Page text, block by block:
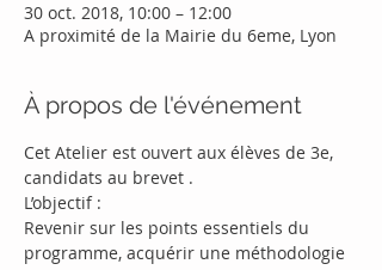
30 oct. 2018, 10:00 – 12:00
A proximité de la Mairie du 6eme, Lyon
À propos de l'événement
Cet Atelier est ouvert aux élèves de 3e,
candidats au brevet .
Revenir sur les points essentiels du
programme, acquérir une méthodologie